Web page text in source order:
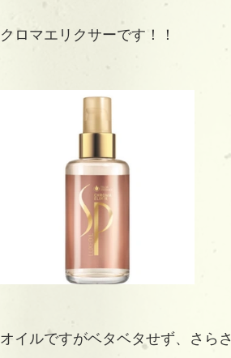
クロマエリクサーです！！
オイルですがベタベタせず、さら